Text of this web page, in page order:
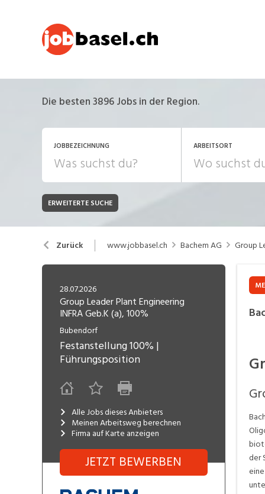
Die besten 3896 Jobs in der Region.
JOBBEZEICHNUNG ARBEITSORT
JOB-TYP
Festanstellung
Freelance
Lehrstelle
Bank, Versicherung
Chemie, Pharma, Biotechnologie
Engineering, Technik, Architektur
Gastronomie, Hotellerie,
Tourismus, Lebensmittel
Informatik, Telekommunikation
Marketing, Kommunikation,
Medien, Druck
Sicherheit, Rettung, Polizei, Zoll
ERWEITERTE SUCHE
Zurück www.jobbasel.ch Bachem AG Group
28.07.2026
Group Leader Plant Engineering
INFRA Geb.K (a), 100%
Bubendorf
Festanstellung100% |
Führungsposition
Alle Jobs dieses Anbieters
Meinen Arbeitsweg berechnen
Firma auf Karte anzeigen
JETZT BEWERBEN
der